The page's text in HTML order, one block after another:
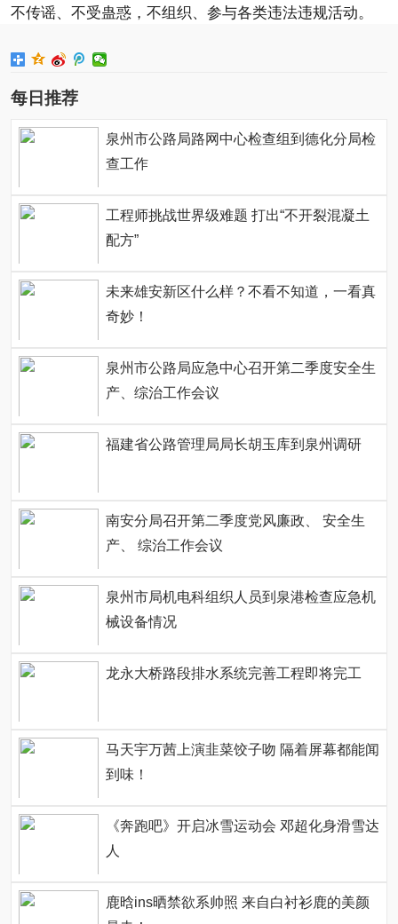
不传谣、不受蛊惑，不组织、参与各类违法违规活动。
每日推荐
泉州市公路局路网中心检查组到德化分局检
查工作
工程师挑战世界级难题 打出“不开裂混凝土
配方”
未来雄安新区什么样？不看不知道，一看真
奇妙！
泉州市公路局应急中心召开第二季度安全生
产、综治工作会议
福建省公路管理局局长胡玉库到泉州调研
南安分局召开第二季度党风廉政、 安全生
产、 综治工作会议
泉州市局机电科组织人员到泉港检查应急机
械设备情况
龙永大桥路段排水系统完善工程即将完工
马天宇万茜上演韭菜饺子吻 隔着屏幕都能闻
到味！
《奔跑吧》开启冰雪运动会 邓超化身滑雪达
人
鹿晗ins晒禁欲系帅照 来自白衬衫鹿的美颜